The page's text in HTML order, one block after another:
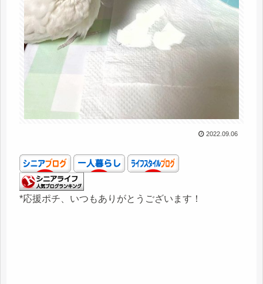
2022.09.06
*応援ポチ、いつもありがとうございます！